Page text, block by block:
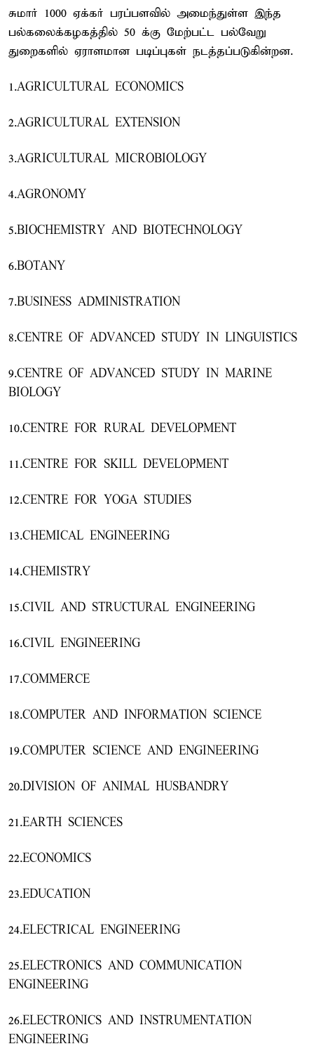
சுமார் 1000 ஏக்கர் பரப்பளவில் அமைந்துள்ள இந்த
பல்கலைக்கழகத்தில் 50 க்கு மேற்பட்ட பல்வேறு
துறைகளில் ஏராளமான படிப்புகள் நடத்தப்படுகின்றன.
1.AGRICULTURAL ECONOMICS
2.AGRICULTURAL EXTENSION
3.AGRICULTURAL MICROBIOLOGY
4.AGRONOMY
5.BIOCHEMISTRY AND BIOTECHNOLOGY
6.BOTANY
7.BUSINESS ADMINISTRATION
8.CENTRE OF ADVANCED STUDY IN LINGUISTICS
9.CENTRE OF ADVANCED STUDY IN MARINE
BIOLOGY
10.CENTRE FOR RURAL DEVELOPMENT
11.CENTRE FOR SKILL DEVELOPMENT
12.CENTRE FOR YOGA STUDIES
13.CHEMICAL ENGINEERING
14.CHEMISTRY
15.CIVIL AND STRUCTURAL ENGINEERING
16.CIVIL ENGINEERING
17.COMMERCE
18.COMPUTER AND INFORMATION SCIENCE
19.COMPUTER SCIENCE AND ENGINEERING
20.DIVISION OF ANIMAL HUSBANDRY
21.EARTH SCIENCES
22.ECONOMICS
23.EDUCATION
24.ELECTRICAL ENGINEERING
25.ELECTRONICS AND COMMUNICATION
ENGINEERING
26.ELECTRONICS AND INSTRUMENTATION
ENGINEERING